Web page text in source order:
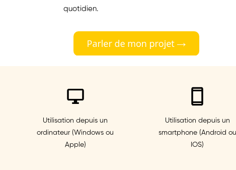
quotidien.
Utilisation depuis un
ordinateur (Windows ou
Apple)
Utilisation depuis un
smartphone (Android ou
IOS)